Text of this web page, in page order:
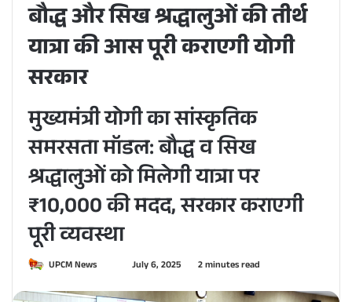
बौद्ध और सिख श्रद्धालुओं की तीर्थ
यात्रा की आस पूरी कराएगी योगी
सरकार
मुख्यमंत्री योगी का सांस्कृतिक
समरसता मॉडल: बौद्ध व सिख
श्रद्धालुओं को मिलेगी यात्रा पर
₹10,000 की मदद, सरकार कराएगी
पूरी व्यवस्था
UPCM News July 6, 2025 2 minutes read